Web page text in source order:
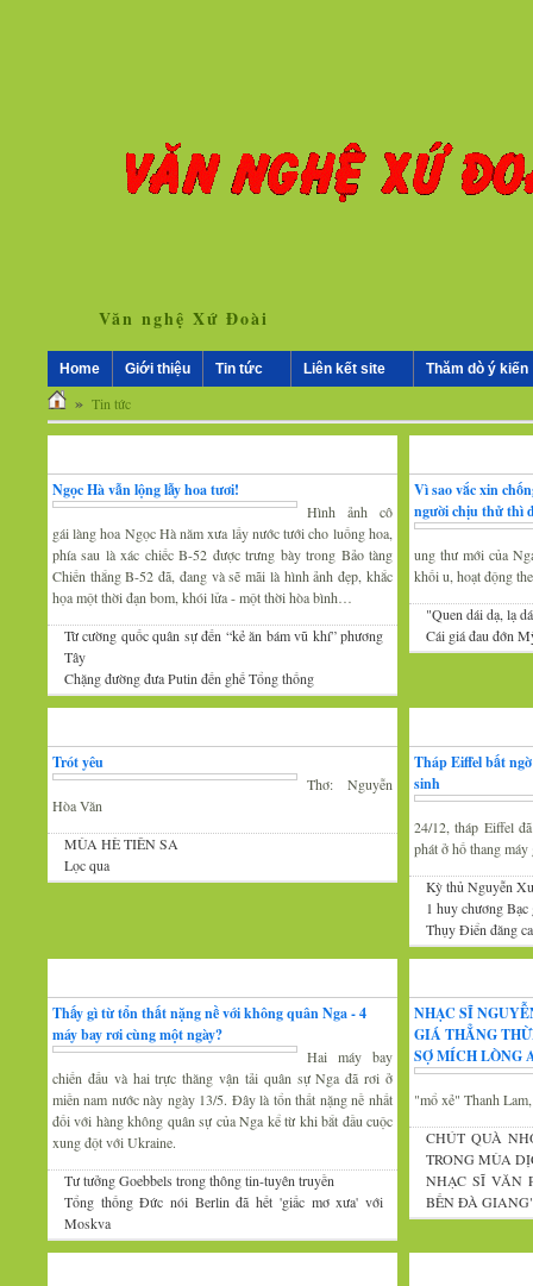
Văn nghệ Xứ Đoài
Home Giới thiệu Tin tức Liên kết site Thăm dò ý kiến
» Tin tức
Ngọc Hà vẫn lộng lẫy hoa tươi!
Hình ảnh cô
gái làng hoa Ngọc Hà năm xưa lấy nước tưới cho luống hoa,
phía sau là xác chiếc B-52 được trưng bày trong Bảo tàng
Chiến thắng B-52 đã, đang và sẽ mãi là hình ảnh đẹp, khắc
họa một thời đạn bom, khói lửa - một thời hòa bình…
Từ cường quốc quân sự đến “kẻ ăn bám vũ khí” phương
Tây
Chặng đường đưa Putin đến ghế Tổng thống
Vì sao vắc xin
người chịu thử thì
ung thư mới của
khối u, hoạt động
"Quen dái dạ, lạ
Cái giá đau đớn
Trót yêu
Thơ: Nguyễn
Hòa Văn
MÙA HÈ TIÊN SA
Lọc qua
Tháp Eiffel bất
sinh
24/12, tháp Eiffel
phát ở hố thang máy
Kỳ thủ Nguyễn
1 huy chương
Thụy Điển đăng
Thấy gì từ tổn thất nặng nề với không quân Nga - 4
máy bay rơi cùng một ngày?
Hai máy bay
chiến đấu và hai trực thăng vận tải quân sự Nga đã rơi ở
miền nam nước này ngày 13/5. Đây là tổn thất nặng nề nhất
đối với hàng không quân sự của Nga kể từ khi bắt đầu cuộc
xung đột với Ukraine.
Tư tưởng Goebbels trong thông tin-tuyên truyền
Tổng thống Đức nói Berlin đã hết 'giấc mơ xưa' với
Moskva
NHẠC SĨ
GIÁ THẲNG
SỢ MÍCH LÒNG
"mổ xẻ" Thanh
CHÚT QUÀ
TRONG MÙA
NHẠC SĨ VĂN
BẾN ĐÀ